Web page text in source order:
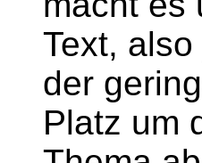
Text,
der
Platz um